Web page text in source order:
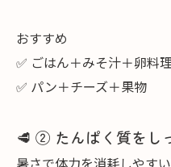
おすすめ
✅ ごはん＋みそ汁＋卵料理
✅ パン＋チーズ＋果物
🥩 ② たんぱく質をし
暑さで体力を消耗しやすい